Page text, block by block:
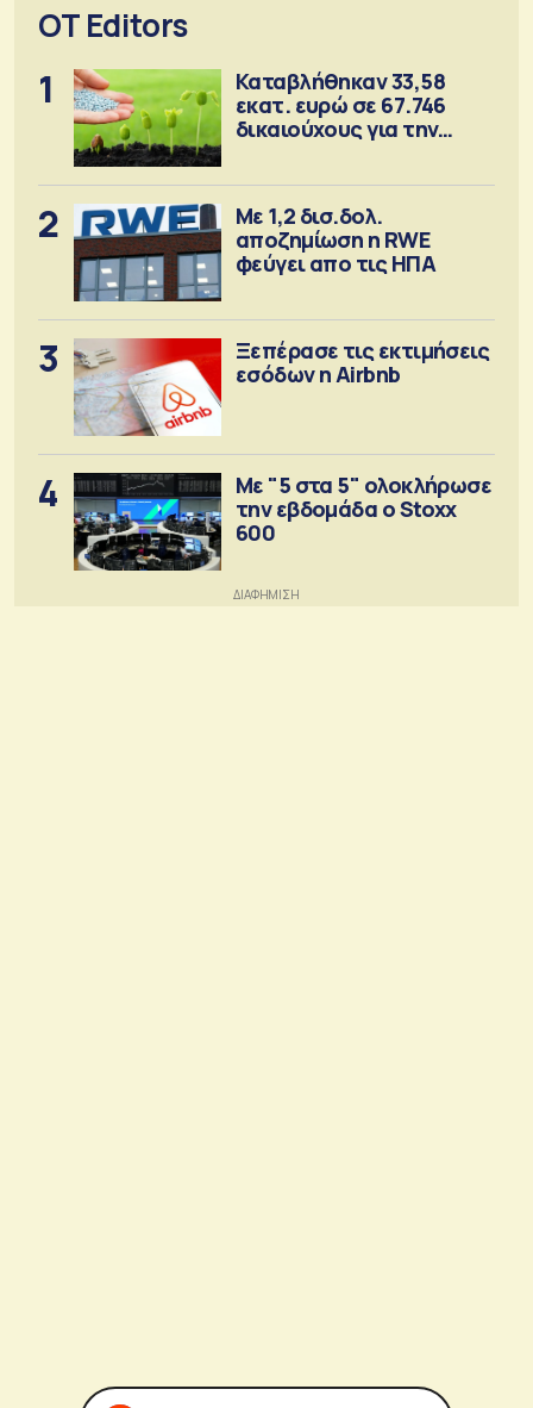
OT Editors
1
Καταβλήθηκαν 33,58
εκατ. ευρώ σε 67.746
δικαιούχους για την
2
Με 1,2 δισ.δολ.
αποζημίωση η RWE
φεύγει απο τις ΗΠΑ
3
Ξεπέρασε τις εκτιμήσεις
εσόδων η Airbnb
4
Με "5 στα 5" ολοκλήρωσε
την εβδομάδα ο Stoxx
600